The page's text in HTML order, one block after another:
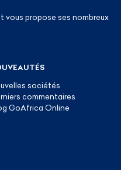
vous propose ses nombreux
sociétés
commentaires
GoAfrica Online